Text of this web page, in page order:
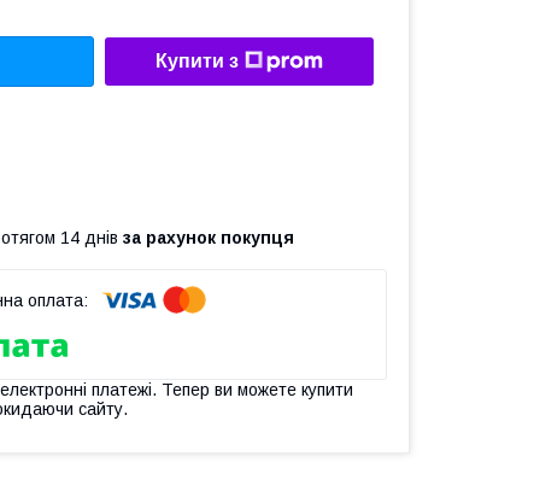
Купити з
14 днів за рахунок покупця
платежі. Тепер ви можете купити
сайту.